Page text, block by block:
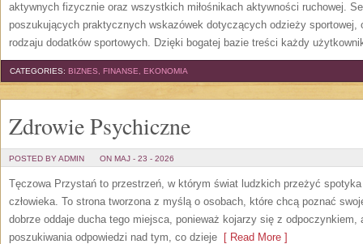
aktywnych fizycznie oraz wszystkich miłośnikach aktywności ruchowej.
poszukujących praktycznych wskazówek dotyczących odzieży sportowej,
rodzaju dodatków sportowych. Dzięki bogatej bazie treści każdy
CATEGORIES: BIZNES, FINANSE, EKONOMIA
Zdrowie Psychiczne
POSTED BY ADMIN ON MAJ - 23 - 2026
Tęczowa Przystań to przestrzeń, w którym świat ludzkich przeżyć
człowieka. To strona tworzona z myślą o osobach, które chcą poznać
dobrze oddaje ducha tego miejsca, ponieważ kojarzy się z odpoczynkiem,
poszukiwania odpowiedzi nad tym, co dzieje [ Read More ]